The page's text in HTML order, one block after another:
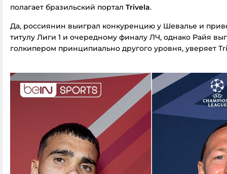
полагает бразильский портал Trivela.
Да, россиянин выиграл конкуренцию у Шевалье и
титулу Лиги 1 и очередному финалу ЛЧ, однако Райя
голкипером принципиально другого уровня, уверяет